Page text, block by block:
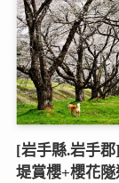
[岩手縣.岩手
堤賞櫻+櫻花